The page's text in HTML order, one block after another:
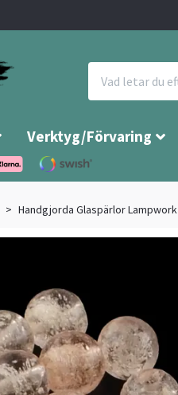
Verktyg/Förvaring
Handgjorda Glaspärlor Lampwork